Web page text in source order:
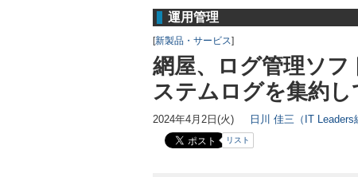
運用管理
[新製品・サービス]
網屋、ログ管理ソ
ステムログを集約
2024年4月2日(火) 日川 佳三（IT Leaders
リスト